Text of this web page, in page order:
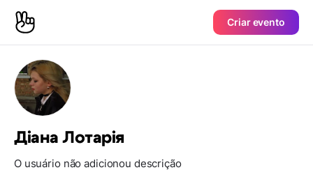
Criar evento
Діана Лотарія
O usuário não adicionou descrição